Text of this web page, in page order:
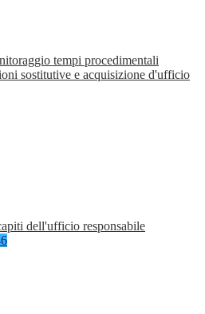
tempi procedimentali
sostitutive e acquisizione d'ufficio
dell'ufficio responsabile